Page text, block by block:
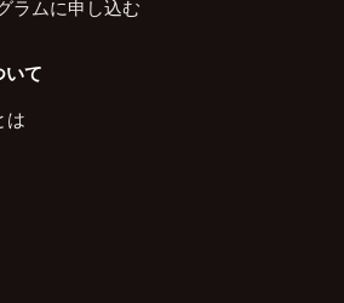
ラムに申し込む
て
は